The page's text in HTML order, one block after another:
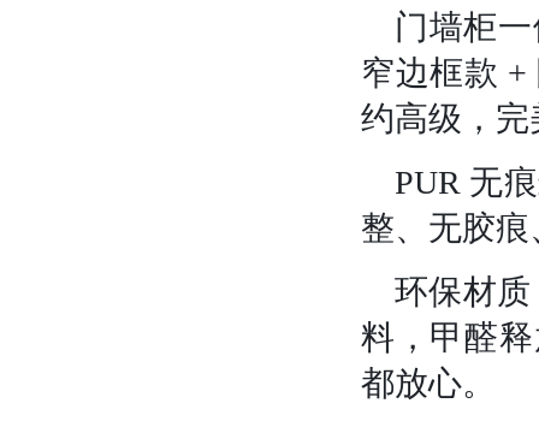
门墙柜
窄边框款
约高级，
PUR 无
整、无胶
环保材
料 ，甲醛
都放心。